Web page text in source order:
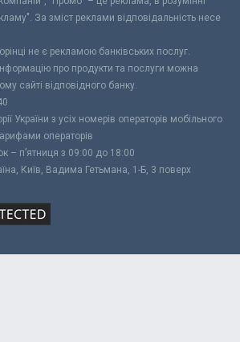
За зміст реклами відповідальність несе
не є рекламою банківських послуг.
про продукти та послуги можна
сайті відповідного банку.
України з усіх номерів операторів мобільного
операторів
– п’ятниця з 09:00 до 18:00
Київ, Вадима Гетьмана, 1-Б, 3 поверх